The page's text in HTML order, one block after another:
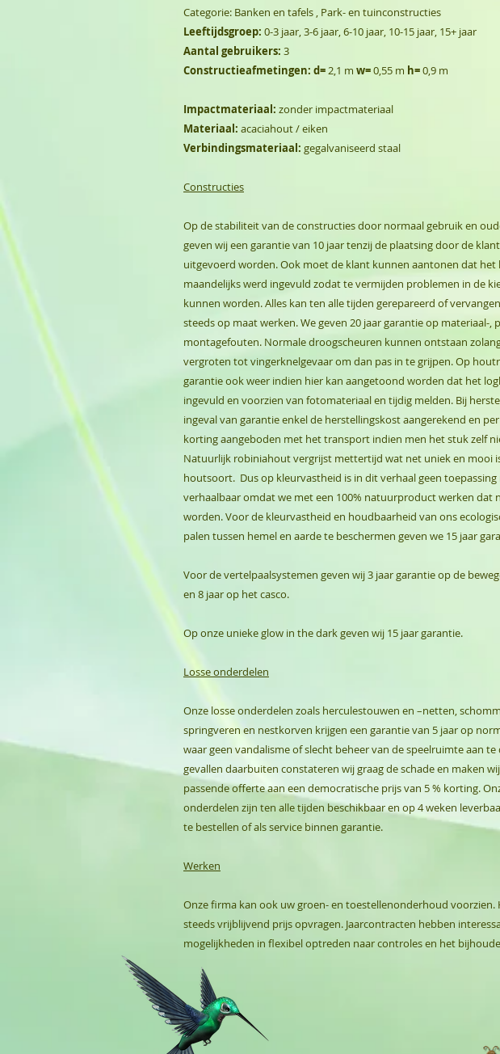
Categorie: Banken en tafels , Park- en tuinconstructies
Leeftijdsgroep: 0-3 jaar, 3-6 jaar, 6-10 jaar, 10-15 jaar, 15+ jaar
Aantal gebruikers: 3
Constructieafmetingen: d=2,1 m w=0,55 m h=0,9 m
Impactmateriaal: zonder impactmateriaal
Materiaal: acaciahout / eiken
Verbindingsmateriaal: gegalvaniseerd staal
Constructies
Op de stabiliteit van de constructies door normaal gebruik en
geven wij een garantie van 10 jaar tenzij de plaatsing door de
uitgevoerd worden. Ook moet de klant kunnen aantonen dat het
maandelijks werd ingevuld zodat te vermijden problemen in de
kunnen worden. Alles kan ten alle tijden gerepareerd of
steeds op maat werken. We geven 20 jaar garantie op materiaal-,
montagefouten. Normale droogscheuren kunnen ontstaan
vergroten tot vingerknelgevaar om dan pas in te grijpen. Op
garantie ook weer indien hier kan aangetoond worden dat het
ingevuld en voorzien van fotomateriaal en tijdig melden. Bij
ingeval van garantie enkel de herstellingskost aangerekend en
korting aangeboden met het transport indien men het stuk zelf
Natuurlijk robiniahout vergrijst mettertijd wat net uniek en mooi
houtsoort. Dus op kleurvastheid is in dit verhaal geen toepassing
verhaalbaar omdat we met een 100% natuurproduct werken dat
worden. Voor de kleurvastheid en houdbaarheid van ons
palen tussen hemel en aarde te beschermen geven we 15 jaar
Voor de vertelpaalsystemen geven wij 3 jaar garantie op de
en 8 jaar op het casco.
Op onze unieke glow in the dark geven wij 15 jaar garantie.
Losse onderdelen
Onze losse onderdelen zoals herculestouwen en –netten,
springveren en nestkorven krijgen een garantie van 5 jaar op
waar geen vandalisme of slecht beheer van de speelruimte aan te
gevallen daarbuiten constateren wij graag de schade en maken
passende offerte aan een democratische prijs van 5 % korting.
onderdelen zijn ten alle tijden beschikbaar en op 4 weken
te bestellen of als service binnen garantie.
Werken
Onze firma kan ook uw groen- en toestellenonderhoud voorzien.
steeds vrijblijvend prijs opvragen. Jaarcontracten hebben
mogelijkheden in flexibel optreden naar controles en het